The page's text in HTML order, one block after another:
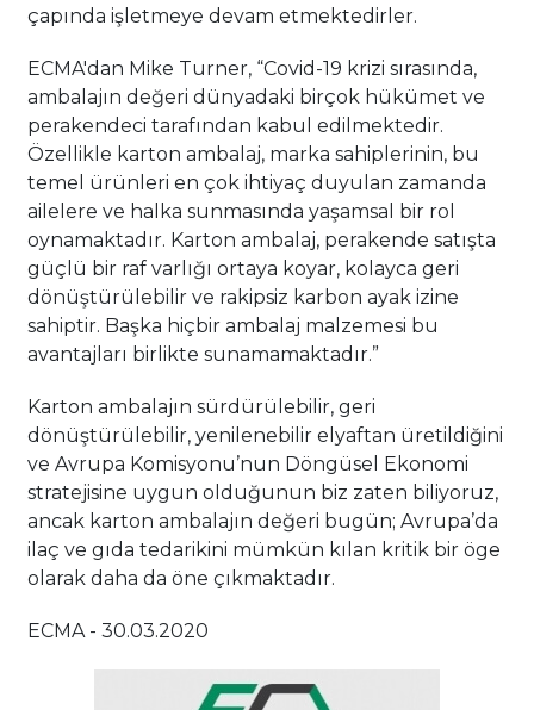
çapında işletmeye devam etmektedirler.
ECMA'dan Mike Turner, “Covid-19 krizi sırasında,
ambalajın değeri dünyadaki birçok hükümet ve
perakendeci tarafından kabul edilmektedir.
Özellikle karton ambalaj, marka sahiplerinin, bu
temel ürünleri en çok ihtiyaç duyulan zamanda
ailelere ve halka sunmasında yaşamsal bir rol
oynamaktadır. Karton ambalaj, perakende satışta
güçlü bir raf varlığı ortaya koyar, kolayca geri
dönüştürülebilir ve rakipsiz karbon ayak izine
sahiptir. Başka hiçbir ambalaj malzemesi bu
avantajları birlikte sunamamaktadır.”
Karton ambalajın sürdürülebilir, geri
dönüştürülebilir, yenilenebilir elyaftan üretildiğini
ve Avrupa Komisyonu’nun Döngüsel Ekonomi
stratejisine uygun olduğunun biz zaten biliyoruz,
ancak karton ambalajın değeri bugün; Avrupa’da
ilaç ve gıda tedarikini mümkün kılan kritik bir öge
olarak daha da öne çıkmaktadır.
ECMA - 30.03.2020